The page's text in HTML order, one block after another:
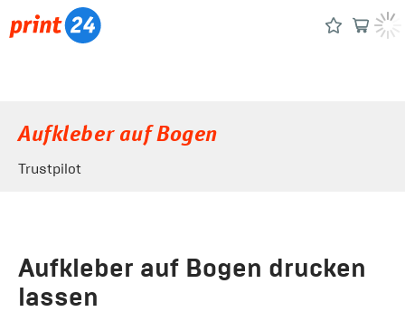
Aufkleber auf Bogen
Trustpilot
Aufkleber auf Bogen drucken
lassen